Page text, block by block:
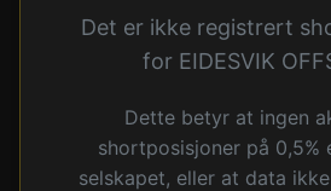
Det er ikke registrert
for EIDESVIK
Dette betyr at ingen
shortposisjoner på 0,5%
selskapet, eller at data